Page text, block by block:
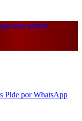
muy pronto
Pide por WhatsApp